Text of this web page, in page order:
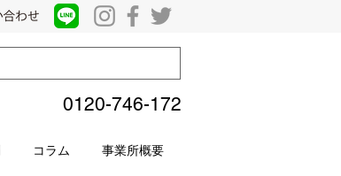
0120-746-172
コラム 事業所概要